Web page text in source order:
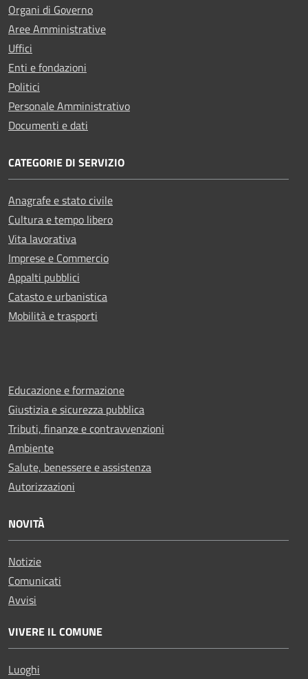
Organi di Governo
Aree Amministrative
Uffici
Enti e fondazioni
Politici
Personale Amministrativo
Documenti e dati
CATEGORIE DI SERVIZIO
Anagrafe e stato civile
Cultura e tempo libero
Vita lavorativa
Imprese e Commercio
Appalti pubblici
Catasto e urbanistica
Mobilità e trasporti
Educazione e formazione
Giustizia e sicurezza pubblica
Tributi, finanze e contravvenzioni
Ambiente
Salute, benessere e assistenza
Autorizzazioni
NOVITÀ
Notizie
Comunicati
Avvisi
VIVERE IL COMUNE
Luoghi